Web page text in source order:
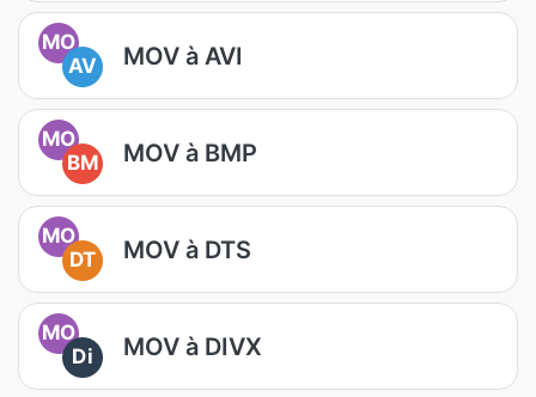
MO
AV
MOV à AVI
MO
BM
MOV à BMP
MO
DT
MOV à DTS
MO
Di
MOV à DIVX